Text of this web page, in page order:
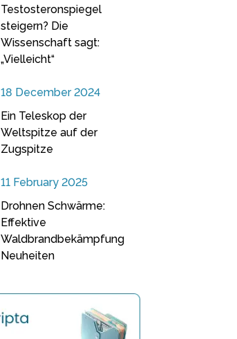
Testosteronspiegel
steigern? Die
Wissenschaft sagt:
„Vielleicht“
18 December 2024
Ein Teleskop der
Weltspitze auf der
Zugspitze
11 February 2025
Drohnen Schwärme:
Effektive
Waldbrandbekämpfung
Neuheiten